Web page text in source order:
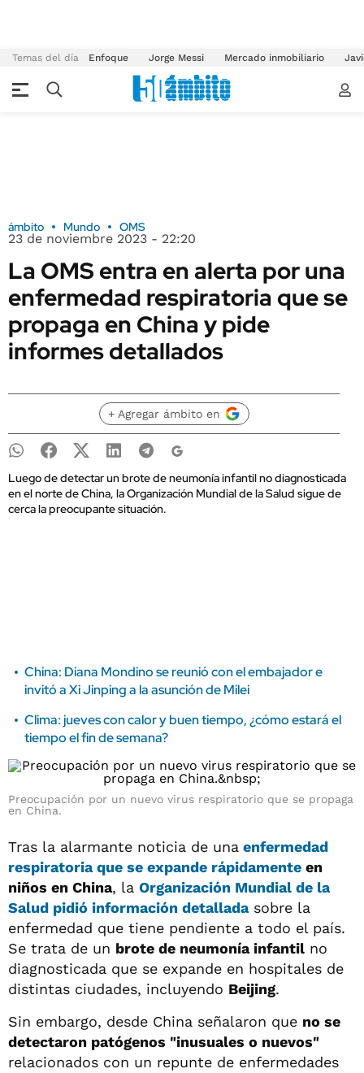
Temas del día Enfoque Jorge Messi Mercado inmobiliario
ámbito Mundo OMS
23 de noviembre 2023 - 22:20
La OMS entra en alerta por una
enfermedad respiratoria que se
propaga en China y pide
informes detallados
+ Agregar ámbito en
Luego de detectar un brote de neumonía infantil no diagnosticada
en el norte de China, la Organización Mundial de la Salud sigue de
cerca la preocupante situación.
China: Diana Mondino se reunió con el embajador e
invitó a Xi Jinping a la asunción de Milei
Clima: jueves con calor y buen tiempo, ¿cómo estará el
tiempo el fin de semana?
Preocupación por un nuevo virus respiratorio que se propaga
en China.
Tras la alarmante noticia de una enfermedad
respiratoria que se expande rápidamente en
niños en China, la Organización Mundial de la
Salud pidió información detalladasobre la
enfermedad que tiene pendiente a todo el país.
Se trata de un brote de neumonía infantil no
diagnosticada que se expande en hospitales de
distintas ciudades, incluyendo Beijing.
Sin embargo, desde China señalaron que no se
detectaron patógenos "inusuales o nuevos"
relacionados con un repunte de enfermedades